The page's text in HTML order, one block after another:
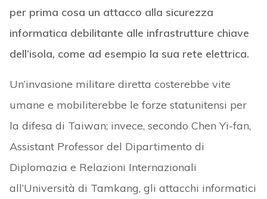
per prima cosa un attacco alla sicurezza
informatica debilitante alle infrastrutture chiave
dell’isola, come ad esempio la sua rete elettrica.
Un’invasione militare diretta costerebbe vite
umane e mobiliterebbe le forze statunitensi per
la difesa di Taiwan; invece, secondo Chen Yi-fan,
Assistant Professor del Dipartimento di
Diplomazia e Relazioni Internazionali
all’Università di Tamkang, gli attacchi informatici